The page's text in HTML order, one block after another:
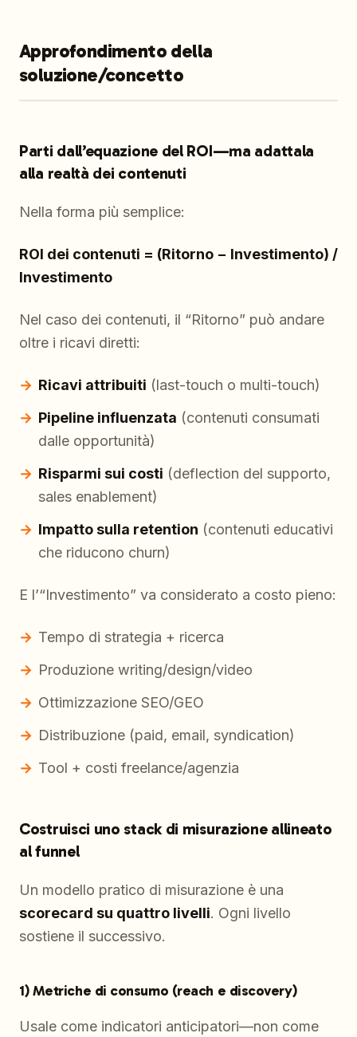
Approfondimento della
soluzione/concetto
Parti dall’equazione del ROI—ma adattala
alla realtà dei contenuti
Nella forma più semplice:
ROI dei contenuti = (Ritorno − Investimento) /
Investimento
Nel caso dei contenuti, il “Ritorno” può andare
oltre i ricavi diretti:
Ricavi attribuiti (last-touch o multi-touch)
Pipeline influenzata (contenuti consumati
dalle opportunità)
Risparmi sui costi (deflection del supporto,
sales enablement)
Impatto sulla retention (contenuti educativi
che riducono churn)
E l’“Investimento” va considerato a costo pieno:
Tempo di strategia + ricerca
Produzione writing/design/video
Ottimizzazione SEO/GEO
Distribuzione (paid, email, syndication)
Tool + costi freelance/agenzia
Costruisci uno stack di misurazione allineato
al funnel
Un modello pratico di misurazione è una
scorecard su quattro livelli. Ogni livello
sostiene il successivo.
1) Metriche di consumo (reach e discovery)
Usale come indicatori anticipatori—non come